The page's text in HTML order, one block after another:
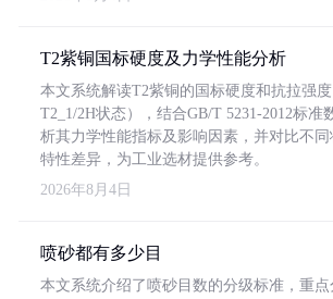
T2紫铜国标硬度及力学性能分析
本文系统解读T2紫铜的国标硬度和抗拉强
T2_1/2H状态），结合GB/T 5231-2012标准
析其力学性能指标及影响因素，并对比不
特性差异，为工业选材提供参考。
2026年8月4日
喷砂都有多少目
本文系统介绍了喷砂目数的分级标准，重